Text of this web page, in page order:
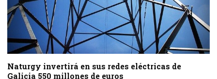
Naturgy invertirá en sus redes eléctricas de
Galicia 550 millones de euros